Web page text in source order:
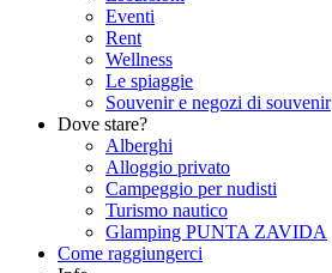
Eventi
Rent
Wellness
Le spiaggie
Souvenir e negozi di souvenir
Dove stare?
Alberghi
Alloggio privato
Campeggio per nudisti
Turismo nautico
Glamping PUNTA ZAVIDA
Come raggiungerci